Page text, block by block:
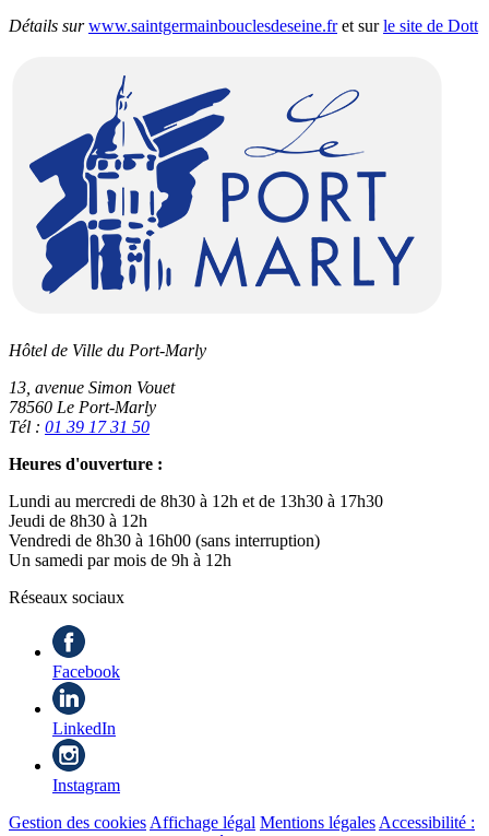
Détails sur www.saintgermainbouclesdeseine.fret surle site de Dott
Hôtel de Ville du Port-Marly
13, avenue Simon Vouet
78560 Le Port-Marly
Tél : 01 39 17 31 50
Heures d'ouverture :
Lundi au mercredi de 8h30 à 12h et de 13h30 à 17h30
Jeudi de 8h30 à 12h
Vendredi de 8h30 à 16h00 (sans interruption)
Un samedi par mois de 9h à 12h
Réseaux sociaux
Facebook
LinkedIn
Instagram
Gestion des cookies Affichage légal Mentions légales Accessibilité :